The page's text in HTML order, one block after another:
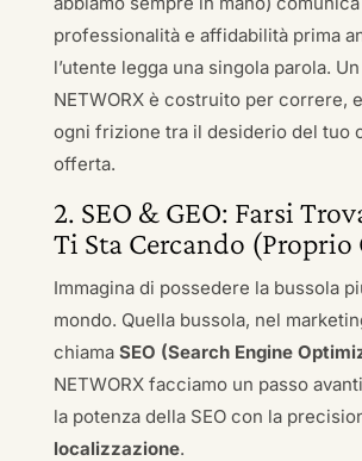
professionalità e affidabilità prima
l’utente legga una singola parola.
NETWORX è costruito per correre,
ogni frizione tra il desiderio del tuo
offerta.
2. SEO & GEO: Farsi
Ti Sta Cercando (Proprio
Immagina di possedere la bussola
mondo. Quella bussola, nel
chiama SEO (Search Engine
NETWORX facciamo un passo
la potenza della SEO con la
localizzazione.